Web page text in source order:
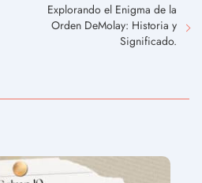
Explorando el Enigma de la
Orden DeMolay: Historia y
Significado.